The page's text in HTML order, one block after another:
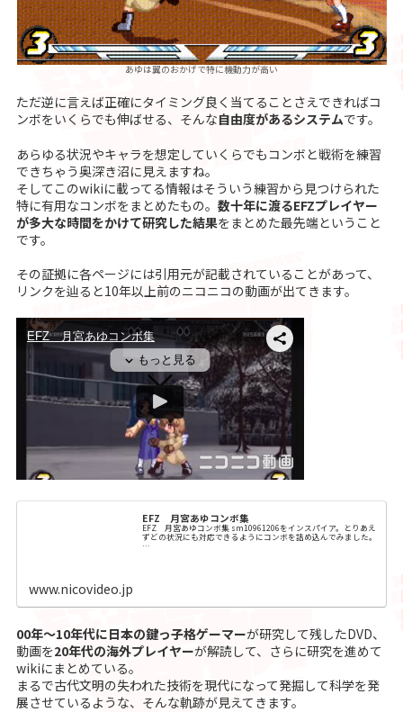
あゆは翼のおかげで特に機動力が高い
ただ逆に言えば正確にタイミング良く当てることさえできればコ
ンボをいくらでも伸ばせる、そんな自由度があるシステムです。
あらゆる状況やキャラを想定していくらでもコンボと戦術を練習
できちゃう奥深き沼に見えますね。
そしてこのwikiに載ってる情報はそういう練習から見つけられた
特に有用なコンボをまとめたもの。数十年に渡るEFZプレイヤー
が多大な時間をかけて研究した結果をまとめた最先端ということ
です。
その証拠に各ページには引用元が記載されていることがあって、
リンクを辿ると10年以上前のニコニコの動画が出てきます。
EFZ 月宮あゆコンボ集
EFZ 月宮あゆコンボ集 sm10961206をインスパイア。とりあえ
ずどの状況にも対応できるようにコンボを詰め込んでみました。
…
www.nicovideo.jp
00年〜10年代に日本の鍵っ子格ゲーマーが研究して残したDVD、
動画を20年代の海外プレイヤーが解読して、さらに研究を進めて
wikiにまとめている。
まるで古代文明の失われた技術を現代になって発掘して科学を発
展させているような、そんな軌跡が見えてきます。